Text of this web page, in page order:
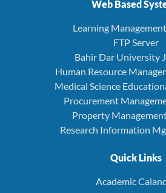
Web Based
Learning
FTP Server
Bahir Dar University
Human Resource
Medical Science
Procurement
Property
Research Information
Quick Links
Academic